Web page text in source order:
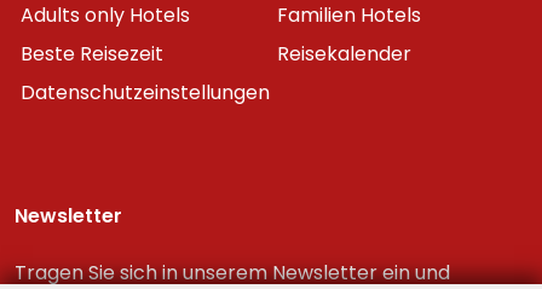
Adults only Hotels
Familien Hotels
Beste Reisezeit
Reisekalender
Datenschutzeinstellungen
Newsletter
Tragen Sie sich in unserem Newsletter ein und